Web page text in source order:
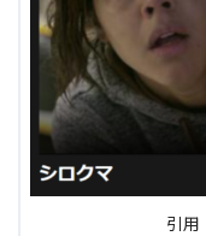
引用